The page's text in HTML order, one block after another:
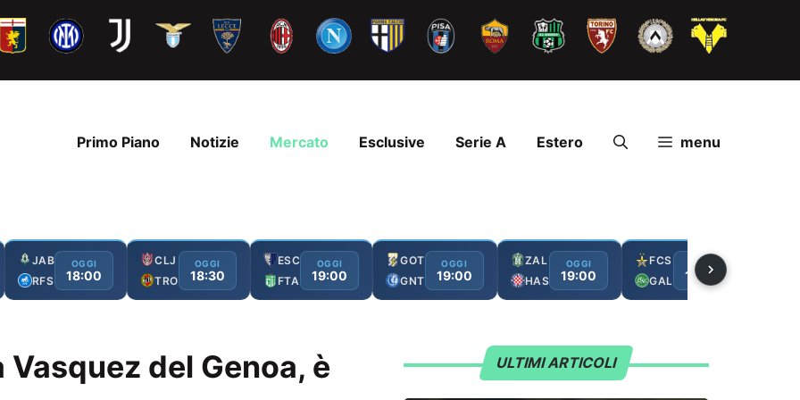
Primo Piano Notizie Mercato Esclusive Serie A Estero menu
JAB
RFS
OGGI
18:00
CLJ
TRO
OGGI
18:30
ESC
FTA
OGGI
19:00
GOT
GNT
OGGI
19:00
ZAL
HAS
OGGI
19:00
FCS
GAL
OGGI
19:00
del Genoa, è
ULTIMI ARTICOLI